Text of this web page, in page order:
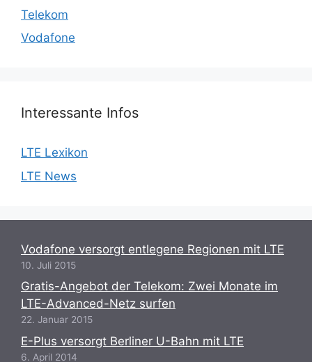
Telekom
Vodafone
Interessante Infos
LTE Lexikon
LTE News
Vodafone versorgt entlegene Regionen mit LTE
10. Juli 2015
Gratis-Angebot der Telekom: Zwei Monate im
LTE-Advanced-Netz surfen
22. Januar 2015
E-Plus versorgt Berliner U-Bahn mit LTE
6. April 2014